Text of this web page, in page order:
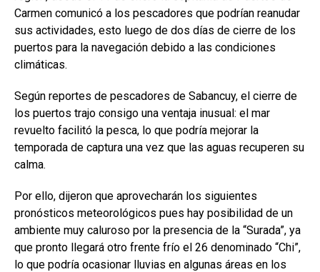
Carmen comunicó a los pescadores que podrían reanudar
sus actividades, esto luego de dos días de cierre de los
puertos para la navegación debido a las condiciones
climáticas.
Según reportes de pescadores de Sabancuy, el cierre de
los puertos trajo consigo una ventaja inusual: el mar
revuelto facilitó la pesca, lo que podría mejorar la
temporada de captura una vez que las aguas recuperen su
calma.
Por ello, dijeron que aprovecharán los siguientes
pronósticos meteorológicos pues hay posibilidad de un
ambiente muy caluroso por la presencia de la “Surada”, ya
que pronto llegará otro frente frío el 26 denominado “Chi”,
lo que podría ocasionar lluvias en algunas áreas en los